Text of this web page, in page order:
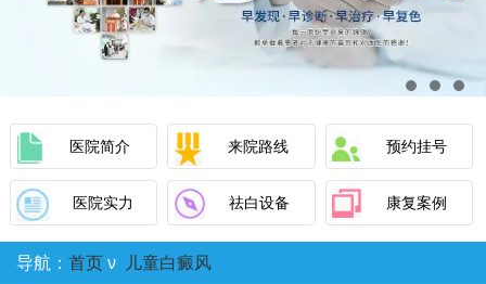
医院简介 来院路线 预约挂号
医院实力 祛白设备 康复案例
导航： 首页 ν 儿童白癜风